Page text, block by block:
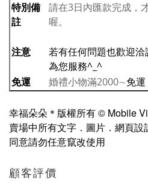
特別備
註
請在3日內匯款完成，
喔。
注意
若有任何問題也歡迎
為您服務^_^
免運
婚禮小物滿2000∼免運
幸福朵朵＊版權所有 © Mobile
賣場中所有文字．圖片．網頁
同意請勿任意竄改使用
顧客評價